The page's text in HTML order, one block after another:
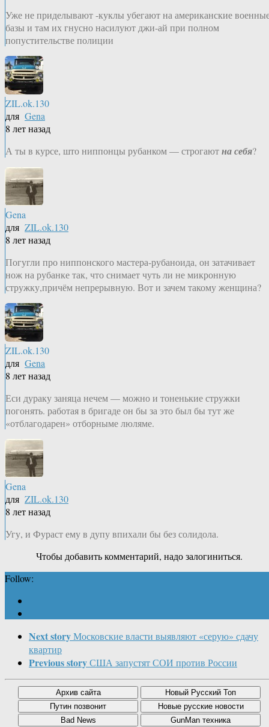
Уже не приделывают -куклы убегают на американские
базы и там их гнусно насилуют джи-ай при полном
попустительстве полиции
ZIL.ok.130
для Gena
8 лет назад
А ты в курсе, што ниппонцы рубанком — строгаютна себя?
Gena
для ZIL.ok.130
8 лет назад
Погугли про ниппонского мастера-рубаноида, он затачивает
нож на рубанке так, что снимает чуть ли не микронную
стружку,причём непрерывную. Вот и зачем такому женщина?
ZIL.ok.130
для Gena
8 лет назад
Еси дураку заняца нечем — можно и тоненькие стружки
погонять. работая в бригаде он бы за это был бы тут же
«отблагодарен» отборныме люляме.
Gena
для ZIL.ok.130
8 лет назад
Угу, и Фураст ему в дупу впихали бы без солидола.
Чтобы добавить комментарий, надо залогиниться.
Follow:
Next storyМосковские власти выявляют «серую» сдачу
квартир
Previous storyСША запустят СОИ против России